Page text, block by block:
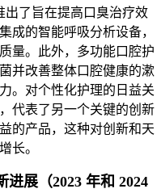
出了旨在提高口臭治疗效
成的智能呼吸分析设备，
量。此外，多功能口腔护
并改善整体口腔健康的漱
。对个性化护理的日益关
代表了另一个关键的创新
的产品，这种对创新和天
长。
进展（2023 年和 2024